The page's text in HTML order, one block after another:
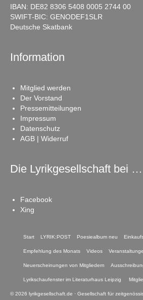
IBAN: DE82 8306 5408 0005 2744 00
SWIFT-BIC: GENODEF1SLR
Deutsche Skatbank
Information
Mitglied werden
Der Vorstand
Pressemitteilungen
Impressum
Datenschutz
AGB | Widerruf
Die Lyrikgesellschaft bei …
Facebook
Xing
Start LYRIK:POST Poesiealbum neu
Empfehlung des Monats Videos
Neuerscheinungen von Mitgliedern
Lyrikschaufenster im Literaturhaus Leipzig
© 2026 lyrikgesellschaft.de · Gesellschaft für